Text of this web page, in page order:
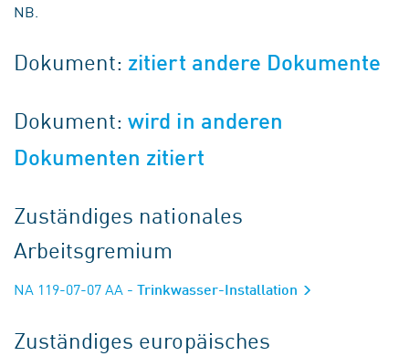
NB.
Dokument: zitiert andere Dokumente
Dokument:wird in anderen
Dokumenten zitiert
Zuständiges nationales
Arbeitsgremium
NA 119-07-07 AA - Trinkwasser-Installation
Zuständiges europäisches